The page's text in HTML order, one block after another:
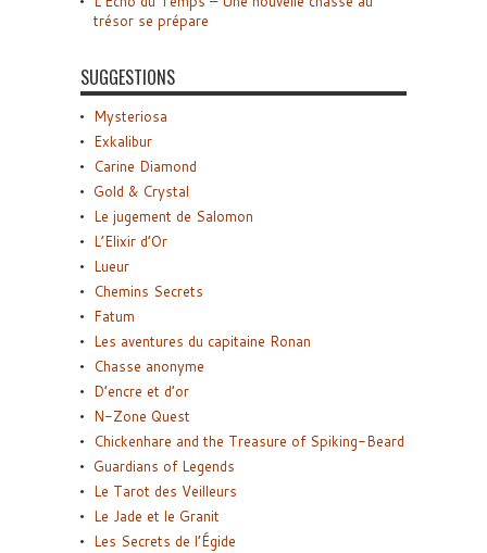
trésor se prépare
SUGGESTIONS
Mysteriosa
Exkalibur
Carine Diamond
Gold & Crystal
Le jugement de Salomon
L’Elixir d’Or
Lueur
Chemins Secrets
Fatum
Les aventures du capitaine Ronan
Chasse anonyme
D’encre et d’or
N-Zone Quest
Chickenhare and the Treasure of Spiking-Beard
Guardians of Legends
Le Tarot des Veilleurs
Le Jade et le Granit
Les Secrets de l’Égide